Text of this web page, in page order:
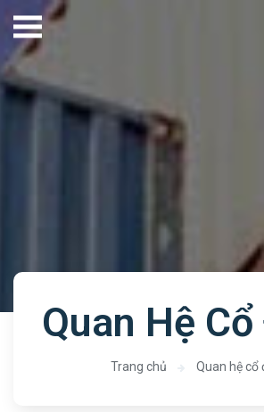
Quan Hệ
Trang chủ Quan hệ cổ